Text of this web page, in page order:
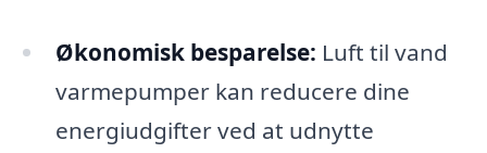
Økonomisk besparelse: Luft til vand
varmepumper kan reducere dine
energiudgifter ved at udnytte